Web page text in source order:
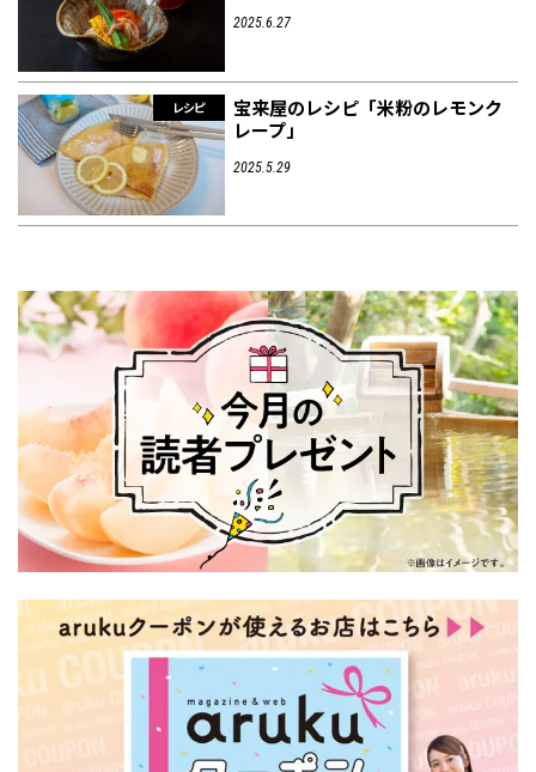
2025.6.27
レシピ
宝来屋のレシピ「米粉のレモンク
レープ」
2025.5.29